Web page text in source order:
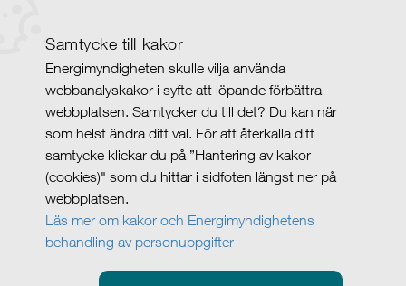
Samtycke till kakor
Energimyndigheten skulle vilja använda
webbanalyskakor i syfte att löpande förbättra
webbplatsen. Samtycker du till det? Du kan när
som helst ändra ditt val. För att återkalla ditt
samtycke klickar du på ”Hantering av kakor
(cookies)" som du hittar i sidfoten längst ner på
webbplatsen.
Läs mer om kakor och Energimyndighetens
behandling av personuppgifter